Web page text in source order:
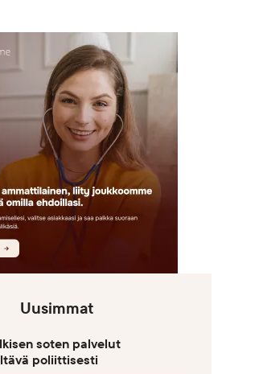
Uusimmat
soten palvelut
poliittisesti